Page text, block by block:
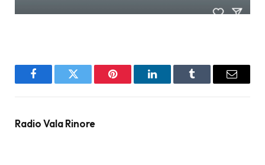
FacebookTwitter Pinterest LinkedInTumblr Email
Radio Vala Rinore